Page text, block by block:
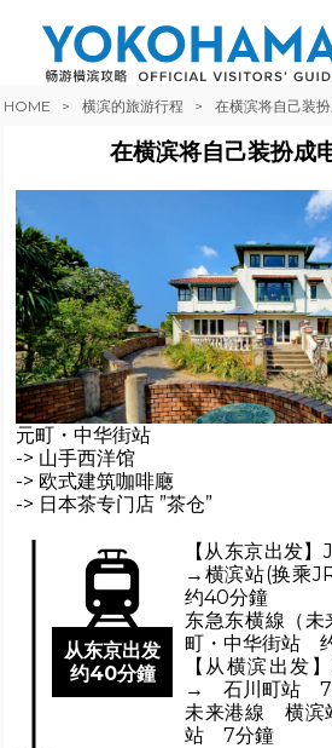
HOME 横滨的旅游行程 在横滨将自己装扮
在横滨将自己装扮成
元町・中华街站
-> 山手西洋馆
-> 欧式建筑咖啡廰
-> 日本茶专门店 ”茶仓”
从东京出发
约40分鐘
【从东京出发
→横滨站(换乘
约40分鐘
东急东横線（
町・中华街站
【从横滨出
→ 石川町站 7
未来港線 横
站 7分鐘